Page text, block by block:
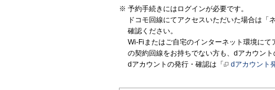
予約手続きにはログインが必要です。
ドコモ回線にてアクセスいただいた場合は「
確認ください。
Wi-Fiまたはご自宅のインターネット環境に
の契約回線をお持ちでない方も、dアカウント
dアカウントの発行・確認は「
dアカウント